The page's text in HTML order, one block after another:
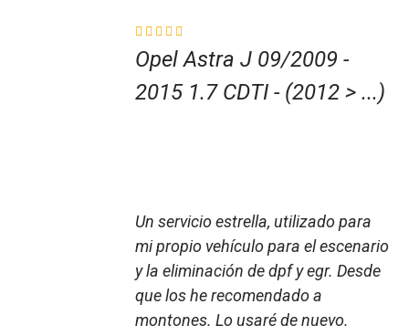
Opel Astra J 09/2009 -
2015 1.7 CDTI - (2012 > ...)
Un servicio estrella, utilizado para
mi propio vehículo para el escenario
y la eliminación de dpf y egr. Desde
que los he recomendado a
montones. Lo usaré de nuevo.